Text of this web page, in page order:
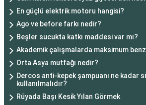
En güçlü elektrik motoru hangisi?
Ago ve before farkı nedir?
Beşler sucukta katkı maddesi var mı?
Akademik çalışmalarda maksimum
Orta Asya mutfağı nedir?
Dercos anti-kepek şampuanı ne kadar
kullanılmalıdır?
Rüyada Başı Kesik Yılan Görmek